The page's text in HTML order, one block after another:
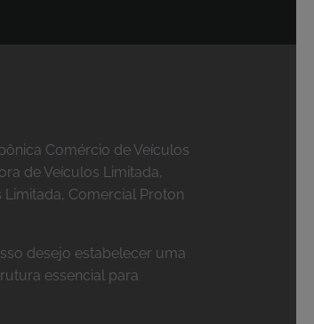
Comércio de Veículos
de Veículos Limitada,
Comercial Proton
desejo estabelecer uma
essencial para